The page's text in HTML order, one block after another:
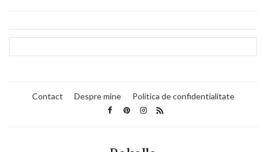
Contact Despre mine Politica de confidentialitate